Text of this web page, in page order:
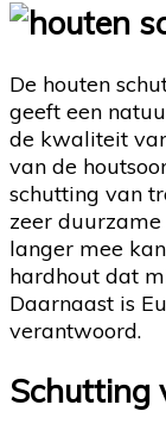
De houten
geeft een
de kwaliteit
van de
schutting van
zeer
langer mee
hardhout dat
Daarnaast is
verantwoord.
Schutting